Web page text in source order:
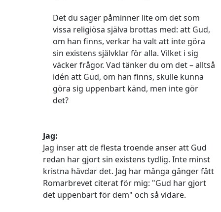
Det du säger påminner lite om det som
vissa religiösa själva brottas med: att Gud,
om han finns, verkar ha valt att inte göra
sin existens självklar för alla. Vilket i sig
väcker frågor. Vad tänker du om det – alltså
idén att Gud, om han finns, skulle kunna
göra sig uppenbart känd, men inte gör
det?
Jag:
Jag inser att de flesta troende anser att Gud
redan har gjort sin existens tydlig. Inte minst
kristna hävdar det. Jag har många gånger fått
Romarbrevet citerat för mig: "Gud har gjort
det uppenbart för dem" och så vidare.